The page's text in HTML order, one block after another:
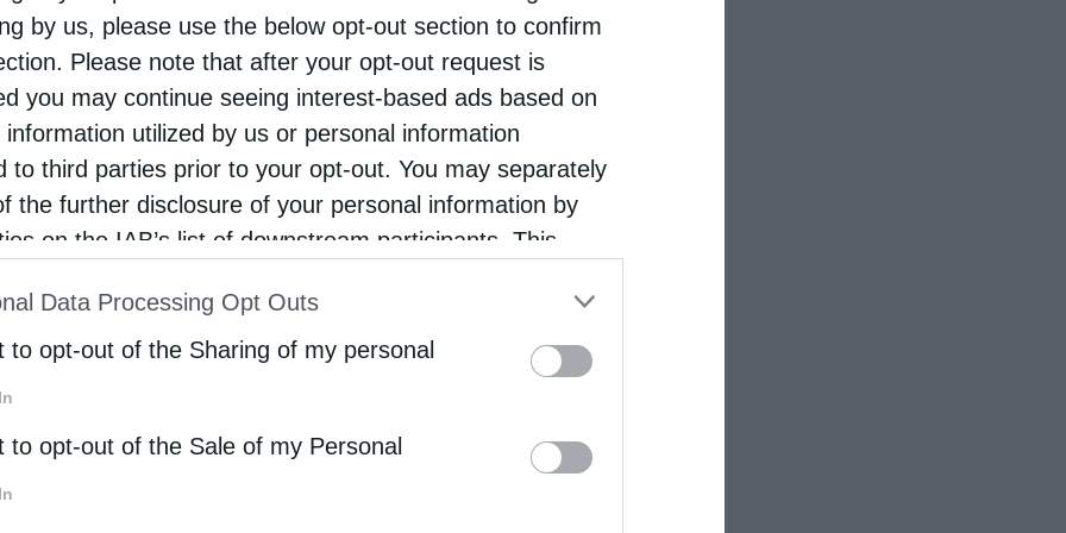
by us, please use the below opt-out section to confirm
Please note that after your opt-out request is
you may continue seeing interest-based ads based on
information utilized by us or personal information
to third parties prior to your opt-out. You may separately
the further disclosure of your personal information by
on the IAB’s list of downstream participants. This
of Downstream Participantsthat may further disclose it to
parties.
Data Processing Opt Outs
to opt-out of the Sharing of my personal
to opt-out of the Sale of my Personal
και ταυτότητα, η οποία εκφράζει και τη
αλλά και της παραδοσιακής καθημερινότητάς
η ελληνική γλώσσα όσο και το ήθος της
μας ταυτότητα, αλλά και τις
βασικές συνιστώσες μιας κύριας πολιτισμικής
«αίρεσις βίου». Μιας πολιτισμικής
και σχηματοποιείται στη λαϊκή Τέχνη, στη
έθιμα, σε κάθε φάση της ζωής και δράσης των
το επιστέγασμα αυτού του γόνιμου